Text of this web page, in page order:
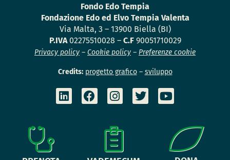
Fondo Edo Tempia
Fondazione Edo ed Elvo Tempia Valenta
Via Malta, 3 – 13900 Biella (BI)
P.IVA02275510028 – C.F90051710029
Privacy policy – Cookie policy – Preferenze cookie
Credits: progetto grafico– sviluppo